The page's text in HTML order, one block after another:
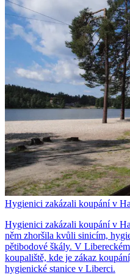
Hygienici zakázali koupání v
Hygienici zakázali koupání v
něm zhoršila kvůli sinicím,
pětibodové škály. V
koupaliště, kde je zákaz
hygienické stanice v Liberci.